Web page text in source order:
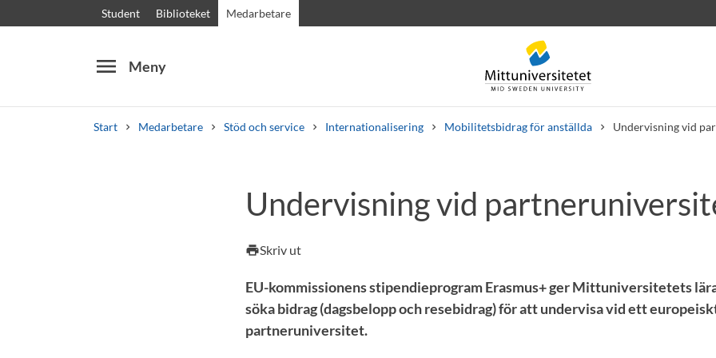
Student Biblioteket Medarbetare
menu Meny
Start Medarbetare Stöd och service Internationalisering Mobilitetsbidrag för anställda Undervisning vid
KursplanerVälkomstbrev Personal Lediga jobb
Undervisning vid
printSkriv ut
EU-kommissionens stipendieprogram Erasmus+ ger Mittuniversitetets
söka bidrag (dagsbelopp och resebidrag) för att undervisa vid ett
partneruniversitet.